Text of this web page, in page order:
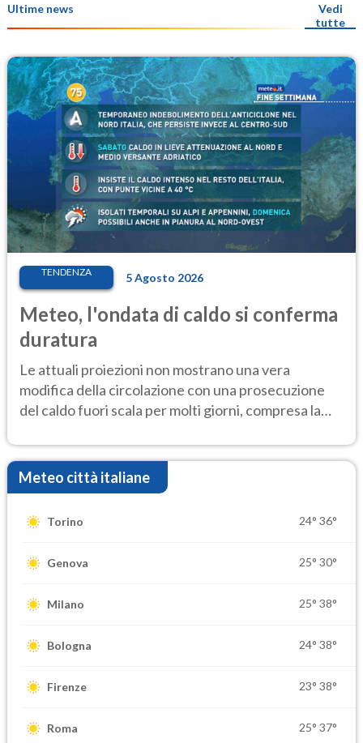
Ultime news
Vedi
tutte
TENDENZA 5 Agosto 2026
Meteo, l'ondata di caldo si conferma
duratura
Le attuali proiezioni non mostrano una vera
modifica della circolazione con una prosecuzione
del caldo fuori scala per molti giorni, compresa la
Meteo città italiane
Torino 24° 36°
Genova 25° 30°
Milano 25° 38°
Bologna 24° 38°
Firenze 23° 38°
Roma 25° 37°